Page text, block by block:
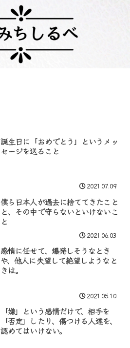
誕生日に「おめでとう」というメッ
セージを送ること
2021.07.09
僕ら日本人が過去に捨ててきたこと
と、その中で守らないといけないこ
と
2021.06.03
感情に任せて、爆発しそうなとき
や、他人に失望して絶望しようなと
きは。
2021.05.10
「嫌」という感情だけで、相手を
「否定」したり、傷つける人達を、
認めてはいけない。